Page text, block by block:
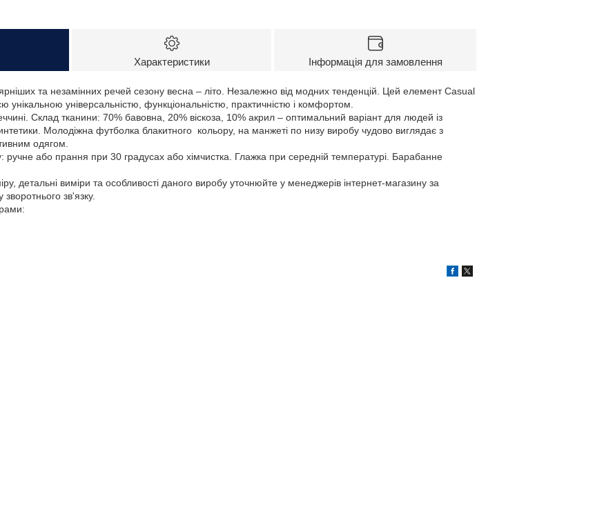
Характеристики Інформація для замовлення
та незамінних речей сезону весна – літо. Незалежно від модних тенденцій. Цей елемент Casual
унікальною універсальністю, функціональністю, практичністю і комфортом.
Склад тканини: 70% бавовна, 20% віскоза, 10% акрил – оптимальний варіант для людей із
Молодіжна футболка блакитного кольору, на манжеті по низу виробу чудово виглядає з
одягом.
ручне або прання при 30 градусах або хімчистка. Глажка при середній температурі. Барабанне
детальні виміри та особливості даного виробу уточнюйте у менеджерів інтернет-магазину за
зв'язку.